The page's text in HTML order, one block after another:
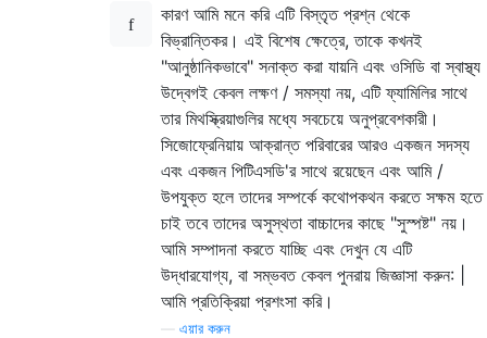
কারণ আমি মনে করি এটি বিস্তৃত প্রশ্ন থেকে
বিভ্রান্তিকর। এই বিশেষ ক্ষেত্রে, তাকে কখনই
"আনুষ্ঠানিকভাবে" সনাক্ত করা যায়নি এবং ওসিডি বা স্বাস্থ্য
উদ্বেগই কেবল লক্ষণ / সমস্যা নয়, এটি ফ্যামিলির সাথে
তার মিথস্ক্রিয়াগুলির মধ্যে সবচেয়ে অনুপ্রবেশকারী।
সিজোফ্রেনিয়ায় আক্রান্ত পরিবারের আরও একজন সদস্য
এবং একজন পিটিএসডি'র সাথে রয়েছেন এবং আমি /
উপযুক্ত হলে তাদের সম্পর্কে কথোপকথন করতে সক্ষম হতে
চাই তবে তাদের অসুস্থতা বাচ্চাদের কাছে "সুস্পষ্ট" নয়।
আমি সম্পাদনা করতে যাচ্ছি এবং দেখুন যে এটি
উদ্ধারযোগ্য, বা সম্ভবত কেবল পুনরায় জিজ্ঞাসা করুন: |
আমি প্রতিক্রিয়া প্রশংসা করি।
এয়ার করুন